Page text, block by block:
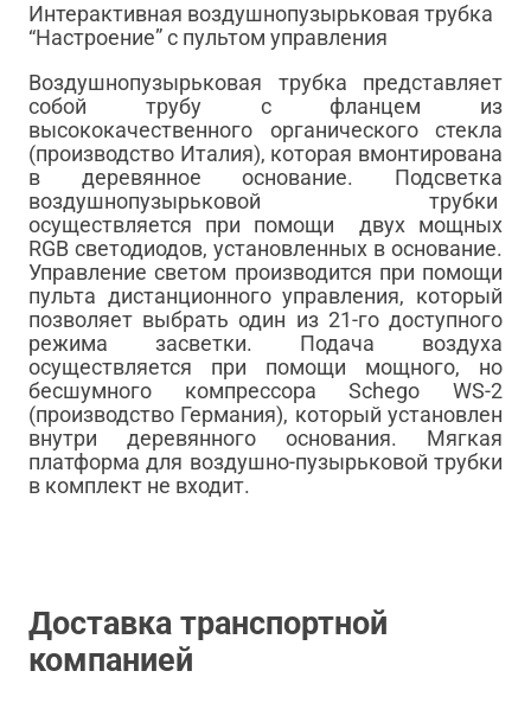
Интерактивная воздушнопузырьковая трубка
“Настроение” с пультом управления
Воздушнопузырьковая трубка представляет
собой трубу с фланцем из
высококачественного органического стекла
(производство Италия), которая вмонтирована
в деревянное основание. Подсветка
воздушнопузырьковой трубки
осуществляется при помощи двух мощных
RGB светодиодов, установленных в основание.
Управление светом производится при помощи
пульта дистанционного управления, который
позволяет выбрать один из 21-го доступного
режима засветки. Подача воздуха
осуществляется при помощи мощного, но
бесшумного компрессора Schego WS-2
(производство Германия), который установлен
внутри деревянного основания. Мягкая
платформа для воздушно-пузырьковой трубки
в комплект не входит.
Доставка транспортной
компанией